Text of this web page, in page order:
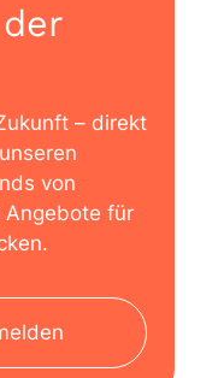
– direkt
von
Angebote für